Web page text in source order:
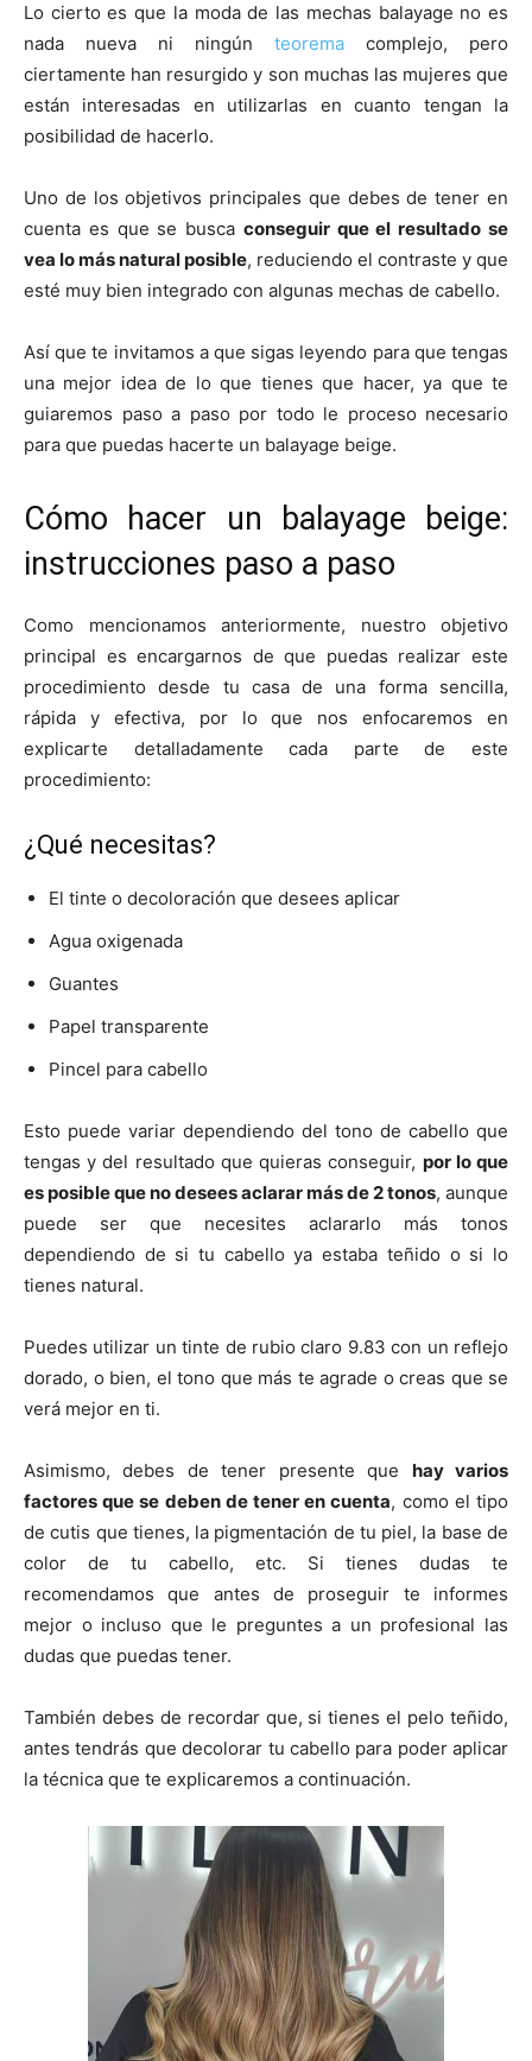
Lo cierto es que la moda de las mechas balayage no es
nada nueva ni ningún teorema complejo, pero
ciertamente han resurgido y son muchas las mujeres que
están interesadas en utilizarlas en cuanto tengan la
posibilidad de hacerlo.
Uno de los objetivos principales que debes de tener en
cuenta es que se busca conseguir que el resultado se
vea lo más natural posible, reduciendo el contraste y que
esté muy bien integrado con algunas mechas de cabello.
Así que te invitamos a que sigas leyendo para que tengas
una mejor idea de lo que tienes que hacer, ya que te
guiaremos paso a paso por todo le proceso necesario
para que puedas hacerte un balayage beige.
Cómo hacer un balayage beige:
instrucciones paso a paso
Como mencionamos anteriormente, nuestro objetivo
principal es encargarnos de que puedas realizar este
procedimiento desde tu casa de una forma sencilla,
rápida y efectiva, por lo que nos enfocaremos en
explicarte detalladamente cada parte de este
procedimiento:
¿Qué necesitas?
El tinte o decoloración que desees aplicar
Agua oxigenada
Guantes
Papel transparente
Pincel para cabello
Esto puede variar dependiendo del tono de cabello que
tengas y del resultado que quieras conseguir, por lo que
es posible que no desees aclarar más de 2 tonos, aunque
puede ser que necesites aclararlo más tonos
dependiendo de si tu cabello ya estaba teñido o si lo
tienes natural.
Puedes utilizar un tinte de rubio claro 9.83 con un reflejo
dorado, o bien, el tono que más te agrade o creas que se
verá mejor en ti.
Asimismo, debes de tener presente que hay varios
factores que se deben de tener en cuenta, como el tipo
de cutis que tienes, la pigmentación de tu piel, la base de
color de tu cabello, etc. Si tienes dudas te
recomendamos que antes de proseguir te informes
mejor o incluso que le preguntes a un profesional las
dudas que puedas tener.
También debes de recordar que, si tienes el pelo teñido,
antes tendrás que decolorar tu cabello para poder aplicar
la técnica que te explicaremos a continuación.